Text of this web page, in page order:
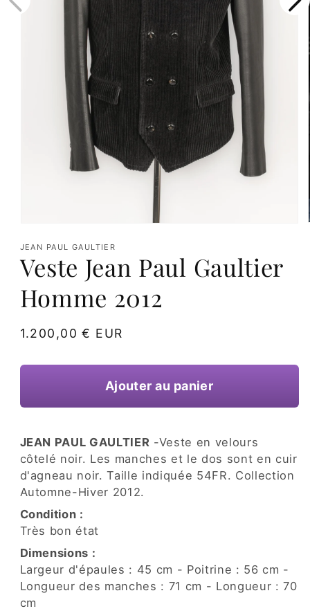
le
média
1
dans
fenêtre
JEAN PAUL GAULTIER
Veste Jean Paul Gaultier
Homme 2012
Prix
1.200,00 € EUR
Ajouter au panier
JEAN PAUL GAULTIER -Veste en velours
côtelé noir. Les manches et le dos sont en cuir
d'agneau noir. Taille indiquée 54FR. Collection
Automne-Hiver 2012.
Condition :
Très bon état
Dimensions :
Largeur d'épaules : 45 cm - Poitrine : 56 cm -
Longueur des manches : 71 cm - Longueur : 70
cm